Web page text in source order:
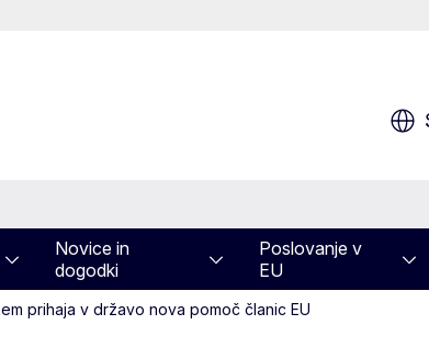
Novice in
dogodki
Poslovanje v
EU
prihaja v državo nova pomoč članic EU